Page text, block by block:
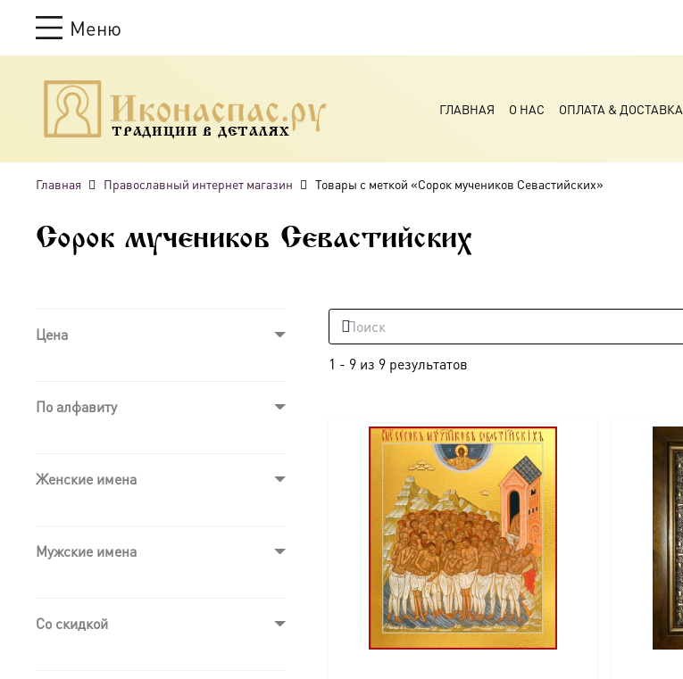
Меню
ТРАДИЦИИ В ДЕТАЛЯХ
ГЛАВНАЯ О НАС ОПЛАТА & ДОСТАВКА
Главная Православный интернет магазин Товары с меткой «Сорок мучеников Севастийских»
Сорок мучеников Севастийских
Цена
По алфавиту
Женские имена
Мужские имена
Со скидкой
1 - 9 из 9 результатов